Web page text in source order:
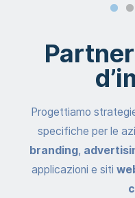
Progettiamo
specifiche per le
branding,
applicazioni e siti